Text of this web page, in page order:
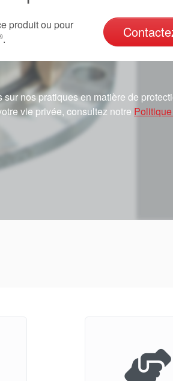
produit ou pour
.
nos pratiques en matière de
vie privée, consultez notre